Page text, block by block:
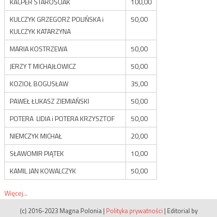
KULCZYK GRZEGORZ POLIŃSKA i
KULCZYK KATARZYNA
50,00
MARIA KOSTRZEWA
50,00
JERZY T MICHAJŁOWICZ
50,00
KOZIOŁ BOGUSŁAW
35,00
PAWEŁ ŁUKASZ ZIEMIAŃSKI
50,00
POTERA LIDIA i POTERA KRZYSZTOF
50,00
NIEMCZYK MICHAŁ
20,00
SŁAWOMIR PIĄTEK
10,00
KAMIL JAN KOWALCZYK
50,00
Więcej...
(c) 2016-2023 Magna Polonia | Polityka prywatności | Editorial by